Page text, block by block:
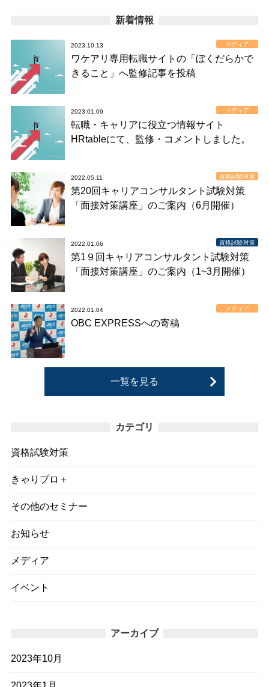
新着情報
2023.10.13 メディア
ワケアリ専用転職サイトの「ぼくだらかで
きること」へ監修記事を投稿
2023.01.09 メディア
転職・キャリアに役立つ情報サイト
HRtableにて、監修・コメントしました。
2022.05.11 資格試験対策
第20回キャリアコンサルタント試験対策
「面接対策講座」のご案内（6月開催）
2022.01.06 資格試験対策
第1９回キャリアコンサルタント試験対策
「面接対策講座」のご案内（1~3月開催）
2022.01.04 メディア
OBC EXPRESSへの寄稿
一覧を見る
カテゴリ
資格試験対策
きゃりプロ＋
その他のセミナー
お知らせ
メディア
イベント
アーカイブ
2023年10月